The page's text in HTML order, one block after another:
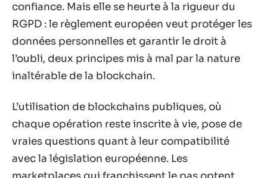
confiance. Mais elle se heurte à la rigueur du
RGPD : le règlement européen veut protéger les
données personnelles et garantir le droit à
l’oubli, deux principes mis à mal par la nature
inaltérable de la blockchain.
L’utilisation de blockchains publiques, où
chaque opération reste inscrite à vie, pose de
vraies questions quant à leur compatibilité
avec la législation européenne. Les